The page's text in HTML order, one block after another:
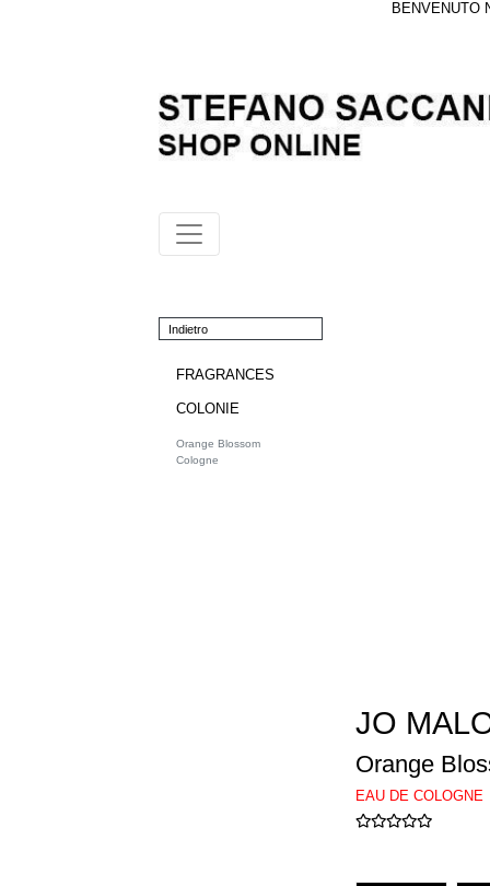
BENVENUTO
Indietro
FRAGRANCES
COLONIE
Orange Blossom
Cologne
JO
Orange
EAU DE COLOGNE